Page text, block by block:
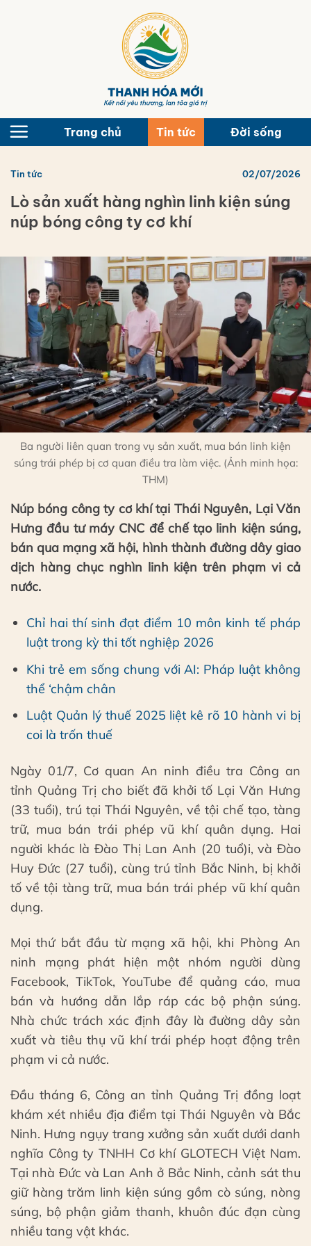
Trang chủ Tin tức Đời sống
Tin tức 02/07/2026
Lò sản xuất hàng nghìn linh kiện súng
núp bóng công ty cơ khí
Ba người liên quan trong vụ sản xuất, mua bán linh kiện
súng trái phép bị cơ quan điều tra làm việc. (Ảnh minh họa:
THM)
Núp bóng công ty cơ khí tại Thái Nguyên, Lại Văn
Hưng đầu tư máy CNC để chế tạo linh kiện súng,
bán qua mạng xã hội, hình thành đường dây giao
dịch hàng chục nghìn linh kiện trên phạm vi cả
nước.
Chỉ hai thí sinh đạt điểm 10 môn kinh tế pháp
luật trong kỳ thi tốt nghiệp 2026
Khi trẻ em sống chung với AI: Pháp luật không
thể ‘chậm chân
Luật Quản lý thuế 2025 liệt kê rõ 10 hành vi bị
coi là trốn thuế
Ngày 01/7, Cơ quan An ninh điều tra Công an
tỉnh Quảng Trị cho biết đã khởi tố Lại Văn Hưng
(33 tuổi), trú tại Thái Nguyên, về tội chế tạo, tàng
trữ, mua bán trái phép vũ khí quân dụng. Hai
người khác là Đào Thị Lan Anh (20 tuổ)i, và Đào
Huy Đức (27 tuổi), cùng trú tỉnh Bắc Ninh, bị khởi
tố về tội tàng trữ, mua bán trái phép vũ khí quân
dụng.
Mọi thứ bắt đầu từ mạng xã hội, khi Phòng An
ninh mạng phát hiện một nhóm người dùng
Facebook, TikTok, YouTube để quảng cáo, mua
bán và hướng dẫn lắp ráp các bộ phận súng.
Nhà chức trách xác định đây là đường dây sản
xuất và tiêu thụ vũ khí trái phép hoạt động trên
phạm vi cả nước.
Đầu tháng 6, Công an tỉnh Quảng Trị đồng loạt
khám xét nhiều địa điểm tại Thái Nguyên và Bắc
Ninh. Hưng ngụy trang xưởng sản xuất dưới danh
nghĩa Công ty TNHH Cơ khí GLOTECH Việt Nam.
Tại nhà Đức và Lan Anh ở Bắc Ninh, cảnh sát thu
giữ hàng trăm linh kiện súng gồm cò súng, nòng
súng, bộ phận giảm thanh, khuôn đúc đạn cùng
nhiều tang vật khác.